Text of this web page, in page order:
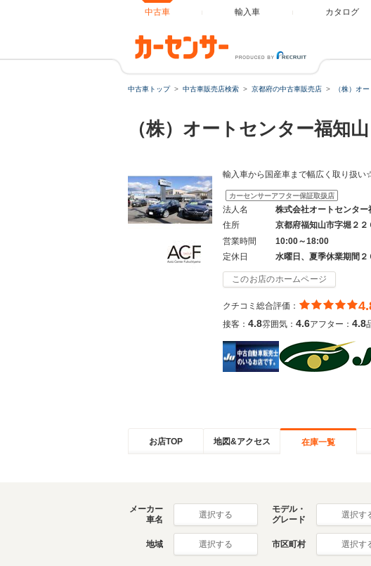
中古車 輸入車 カタログ
中古車トップ 中古車販売店検索 京都府の中古車販売店 （株）オ
（株）オートセンター福知
輸入車から国産車まで幅広く取り扱
カーセンサーアフター保証取扱店
法人名
株式会社オートセンター
住所
京都府福知山市字堀２２
営業時間
10:00～18:00
定休日
水曜日、夏季休業期間２
このお店のホームページ
クチコミ総合評価：
接客： 4.8雰囲気： 4.6アフター： 4.8
お店TOP 地図&アクセス 在庫一覧
メーカー
車名
選択する
モデル・
グレード
選択す
地域 選択する 市区町村 選択す